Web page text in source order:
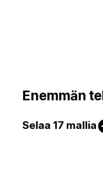
Enemmän
Selaa 17 mallia